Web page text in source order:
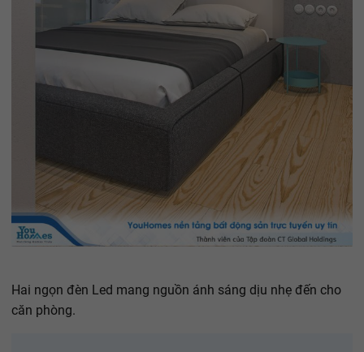
Hai ngọn đèn Led mang nguồn ánh sáng dịu nhẹ đến cho
căn phòng.